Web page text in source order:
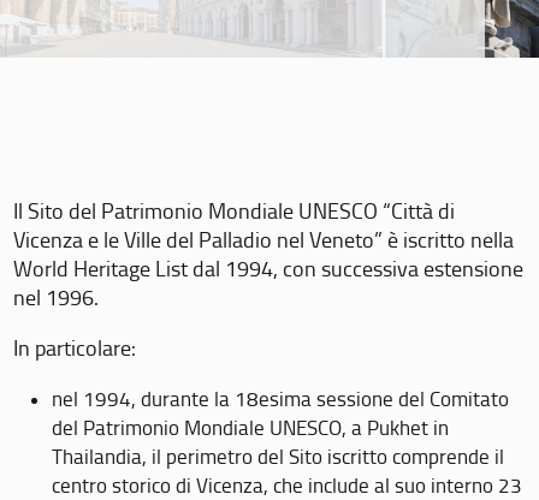
Il Sito del Patrimonio Mondiale UNESCO “Città di
Vicenza e le Ville del Palladio nel Veneto” è iscritto nella
World Heritage List dal 1994, con successiva estensione
nel 1996.
In particolare:
nel 1994, durante la 18esima sessione del Comitato
del Patrimonio Mondiale UNESCO, a Pukhet in
Thailandia, il perimetro del Sito iscritto comprende il
centro storico di Vicenza, che include al suo interno 23